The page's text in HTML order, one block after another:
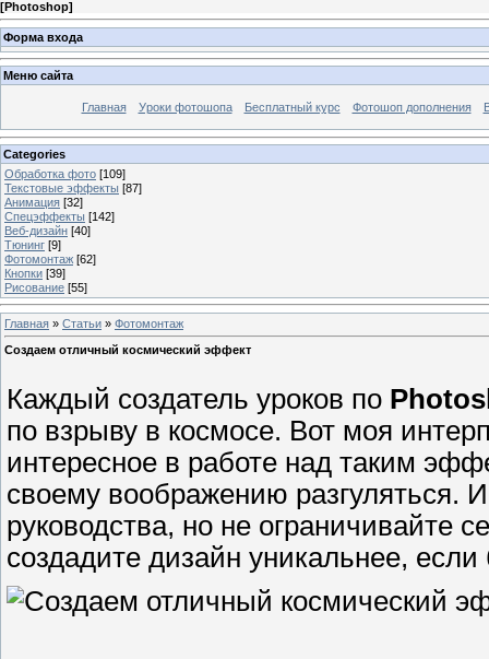
[Photoshop]
Форма входа
Меню сайта
Главная Уроки фотошопа Бесплатный курс Фотошоп дополнения
Categories
Обработка фото [109]
Текстовые эффекты [87]
Анимация [32]
Спецэффекты [142]
Веб-дизайн [40]
Тюнинг [9]
Фотомонтаж [62]
Кнопки [39]
Рисование [55]
Главная » Статьи » Фотомонтаж
Создаем отличный космический эффект
Каждый создатель уроков по
по взрыву в космосе. Вот моя
интересное в работе над таким
своему воображению разгуляться.
руководства, но не ограничивайте
создадите дизайн уникальнее,